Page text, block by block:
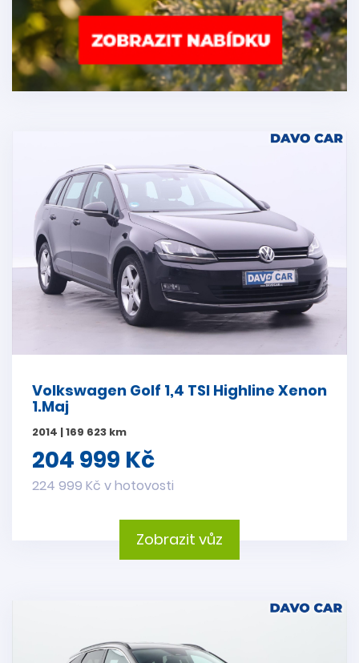
Volkswagen Golf 1,4 TSI Highline Xenon
1.Maj
2014 | 169 623 km
204 999 Kč
224 999 Kč v hotovosti
Zobrazit vůz